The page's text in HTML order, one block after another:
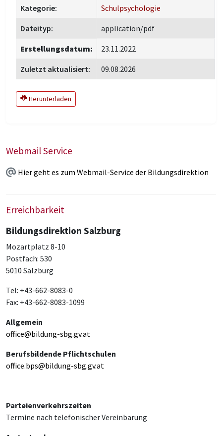
Kategorie: Schulpsychologie
Dateityp: application/pdf
Erstellungsdatum: 23.11.2022
Zuletzt aktualisiert: 09.08.2026
Herunterladen
Webmail Service
Hier geht es zum Webmail-Service der Bildungsdirektion
Erreichbarkeit
Bildungsdirektion Salzburg
Mozartplatz 8-10
Postfach: 530
5010 Salzburg
Tel: +43-662-8083-0
Fax: +43-662-8083-1099
Allgemein
office@bildung-sbg.gv.at
Berufsbildende Pflichtschulen
office.bps@bildung-sbg.gv.at
Parteienverkehrszeiten
Termine nach telefonischer Vereinbarung